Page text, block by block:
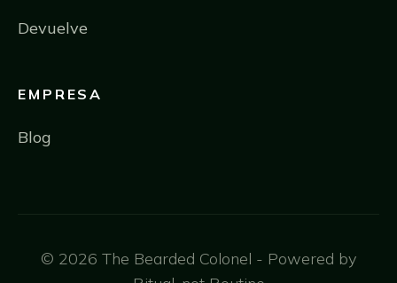
Devuelve
EMPRESA
Blog
© 2026 The Bearded Colonel - Powered by